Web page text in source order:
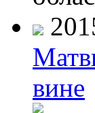
вине